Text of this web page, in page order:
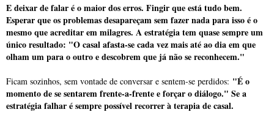
E deixar de falar é o maior dos erros. Fingir que está tudo bem.
Esperar que os problemas desapareçam sem fazer nada para isso é o
mesmo que acreditar em milagres. A estratégia tem quase sempre um
único resultado: "O casal afasta-se cada vez mais até ao dia em que
olham um para o outro e descobrem que já não se reconhecem."
Ficam sozinhos, sem vontade de conversar e sentem-se perdidos: "É o
momento de se sentarem frente-a-frente e forçar o diálogo." Se a
estratégia falhar é sempre possível recorrer à terapia de casal.